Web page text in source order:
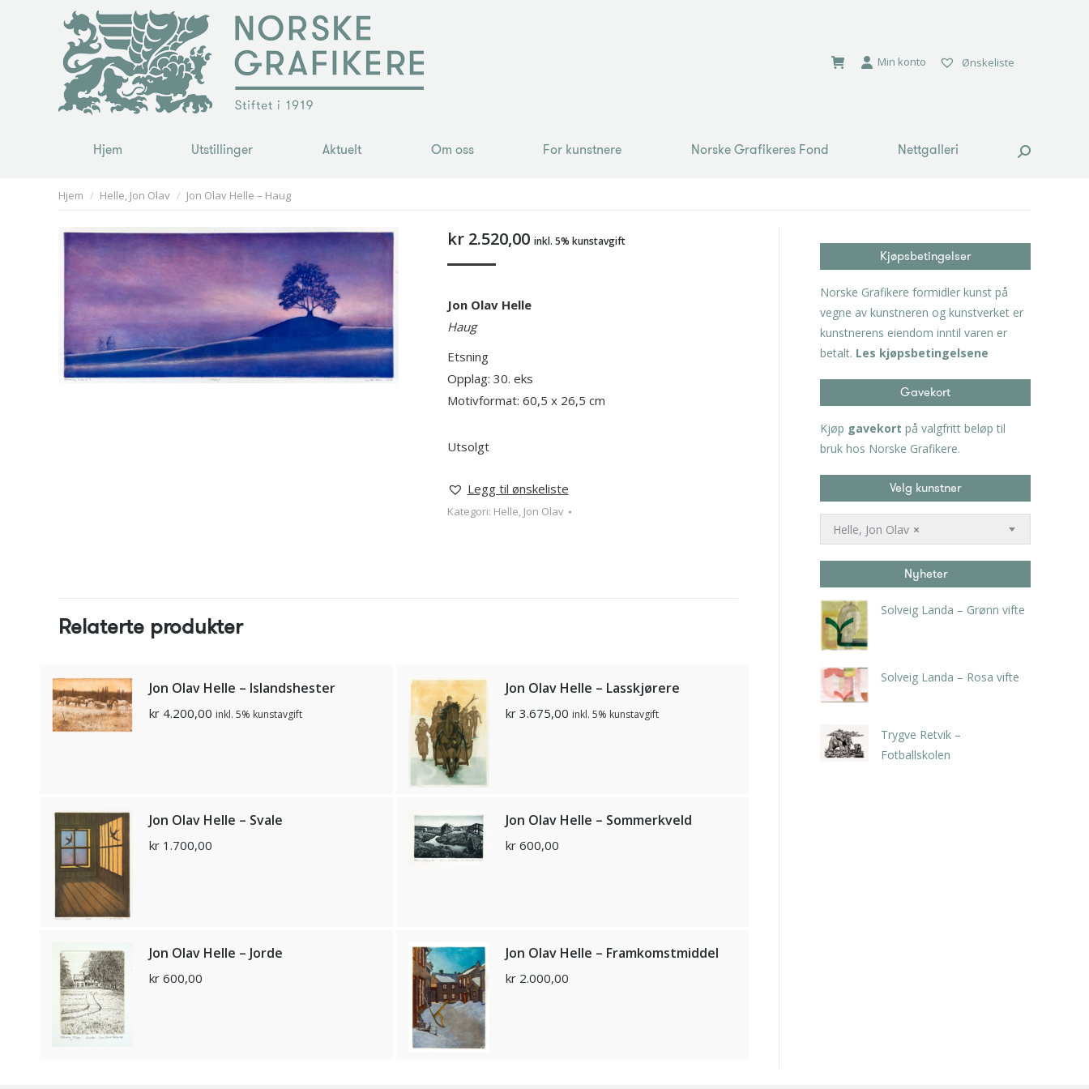
Min konto Ønskeliste
Hjem Utstillinger Aktuelt Om oss For kunstnere Norske Grafikeres Fond Nettgalleri Search:
You are here:
Hjem Helle, Jon Olav Jon Olav Helle – Haug
kr2.520,00 inkl. 5% kunstavgift
Jon Olav Helle
Haug
Etsning
Opplag: 30. eks
Motivformat: 60,5 x 26,5 cm
Utsolgt
Legg til ønskeliste
Kategori: Helle, Jon Olav
Relaterte produkter
Jon Olav Helle – Islandshester
kr 4.200,00 inkl. 5% kunstavgift
Jon Olav Helle – Lasskjørere
kr3.675,00 inkl. 5% kunstavgift
Jon Olav Helle – Svale
kr 1.700,00
Jon Olav Helle – Sommerkveld
kr600,00
Jon Olav Helle – Jorde
kr 600,00
Jon Olav Helle – Framkomstmiddel
kr2.000,00
Kjøpsbetingelser
Norske Grafikere formidler kunst på
vegne av kunstneren og kunstverket er
kunstnerens eiendom inntil varen er
betalt. Les kjøpsbetingelsene
Gavekort
Kjøp gavekort på valgfritt beløp til
bruk hos Norske Grafikere.
Velg kunstner
×
Helle, Jon Olav
Nyheter
Solveig Landa – Grønn vifte
Solveig Landa – Rosa vifte
Trygve Retvik –
Fotballskolen
Hjem Utstillinger Aktuelt